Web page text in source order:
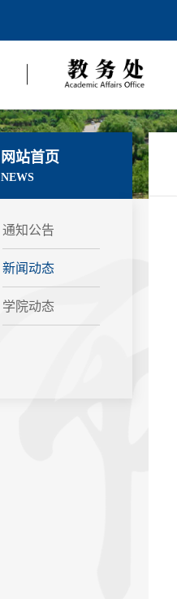
网站首页
NEWS
通知公告
新闻动态
学院动态